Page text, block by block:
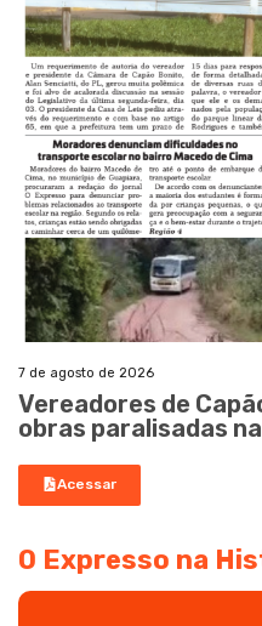
7 de agosto de 2026
Vereadores de
obras paralisadas
Acessar
O Expresso na